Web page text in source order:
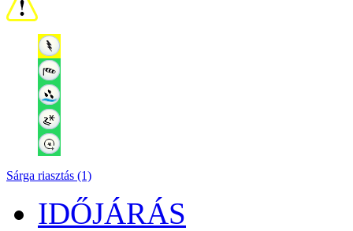
Sárga riasztás (1)
IDŐJÁRÁS